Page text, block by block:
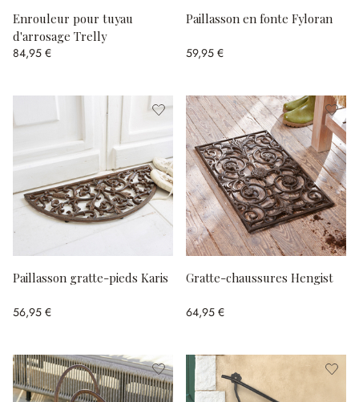
Enrouleur pour tuyau
d'arrosage Trelly
84,95 €
Paillasson en fonte Fyloran
59,95 €
Paillasson gratte-pieds Karis
56,95 €
Gratte-chaussures Hengist
64,95 €